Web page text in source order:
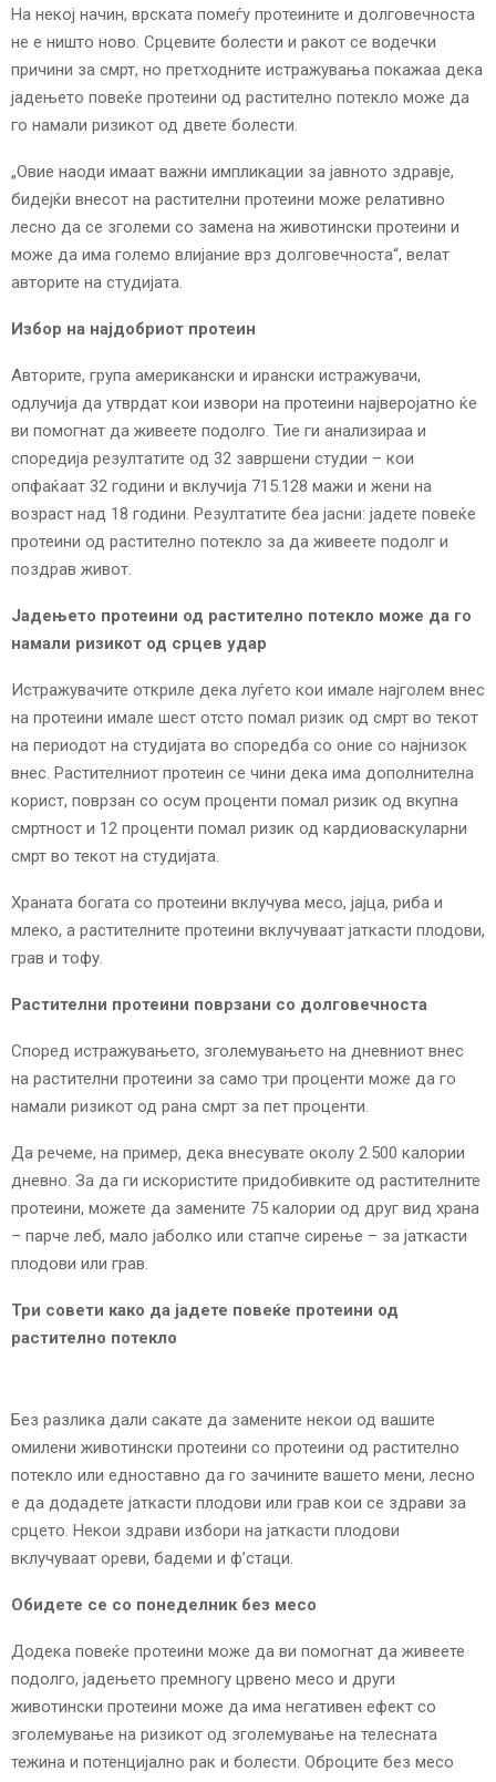
На некој начин, врската помеѓу протеините и долговечноста
не е ништо ново. Срцевите болести и ракот се водечки
причини за смрт, но претходните истражувања покажаа дека
јадењето повеќе протеини од растително потекло може да
го намали ризикот од двете болести.
„Овие наоди имаат важни импликации за јавното здравје,
бидејќи внесот на растителни протеини може релативно
лесно да се зголеми со замена на животински протеини и
може да има големо влијание врз долговечноста“, велат
авторите на студијата.
Избор на најдобриот протеин
Авторите, група американски и ирански истражувачи,
одлучија да утврдат кои извори на протеини најверојатно ќе
ви помогнат да живеете подолго. Тие ги анализираа и
споредија резултатите од 32 завршени студии – кои
опфаќаат 32 години и вклучија 715.128 мажи и жени на
возраст над 18 години. Резултатите беа јасни: јадете повеќе
протеини од растително потекло за да живеете подолг и
поздрав живот.
Јадењето протеини од растително потекло може да го
намали ризикот од срцев удар
Истражувачите откриле дека луѓето кои имале најголем внес
на протеини имале шест отсто помал ризик од смрт во текот
на периодот на студијата во споредба со оние со најнизок
внес. Растителниот протеин се чини дека има дополнителна
корист, поврзан со осум проценти помал ризик од вкупна
смртност и 12 проценти помал ризик од кардиоваскуларни
смрт во текот на студијата.
Храната богата со протеини вклучува месо, јајца, риба и
млеко, а растителните протеини вклучуваат јаткасти плодови,
грав и тофу.
Растителни протеини поврзани со долговечноста
Според истражувањето, зголемувањето на дневниот внес
на растителни протеини за само три проценти може да го
намали ризикот од рана смрт за пет проценти.
Да речеме, на пример, дека внесувате околу 2.500 калории
дневно. За да ги искористите придобивките од растителните
протеини, можете да замените 75 калории од друг вид храна
– парче леб, мало јаболко или стапче сирење – за јаткасти
плодови или грав.
Три совети како да јадете повеќе протеини од
растително потекло
Без разлика дали сакате да замените некои од вашите
омилени животински протеини со протеини од растително
потекло или едноставно да го зачините вашето мени, лесно
е да додадете јаткасти плодови или грав кои се здрави за
срцето. Некои здрави избори на јаткасти плодови
вклучуваат ореви, бадеми и ф’стаци.
Обидете се со понеделник без месо
Додека повеќе протеини може да ви помогнат да живеете
подолго, јадењето премногу црвено месо и други
животински протеини може да има негативен ефект со
зголемување на ризикот од зголемување на телесната
тежина и потенцијално рак и болести. Оброците без месо